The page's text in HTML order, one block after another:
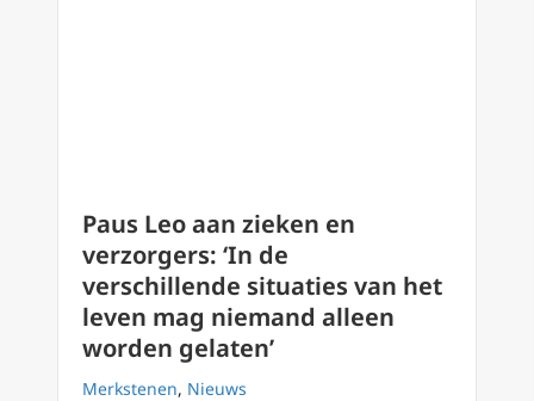
Paus Leo aan zieken en
verzorgers: ‘In de
verschillende situaties van het
leven mag niemand alleen
worden gelaten’
Merkstenen, Nieuws